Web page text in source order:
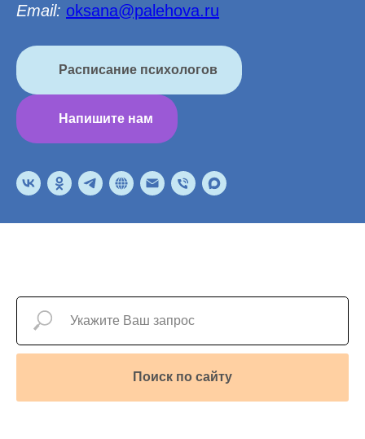
Email: oksana@palehova.ru
Расписание психологов
Напишите нам
Поиск по сайту